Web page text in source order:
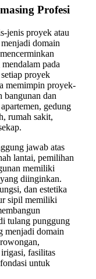
Profesi
jenis proyek atau
domain
pada
proyek
memimpin proyek-
bangunan dan
gedung
rumah sakit,
jawab atas
lantai, pemilihan
memiliki
diinginkan.
dan estetika
sipil memiliki
tulang punggung
menjadi domain
fasilitas
untuk